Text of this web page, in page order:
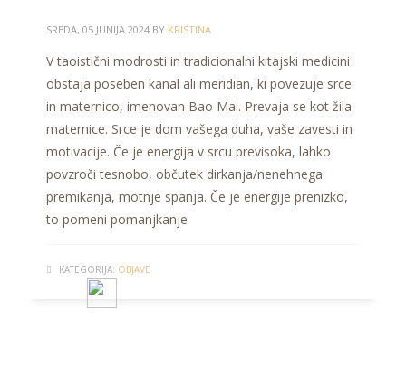
SREDA, 05 JUNIJA 2024 BY KRISTINA
V taoistični modrosti in tradicionalni kitajski medicini
obstaja poseben kanal ali meridian, ki povezuje srce
in maternico, imenovan Bao Mai. Prevaja se kot žila
maternice. Srce je dom vašega duha, vaše zavesti in
motivacije. Če je energija v srcu previsoka, lahko
povzroči tesnobo, občutek dirkanja/nenehnega
premikanja, motnje spanja. Če je energije prenizko,
to pomeni pomanjkanje
KATEGORIJA: OBJAVE